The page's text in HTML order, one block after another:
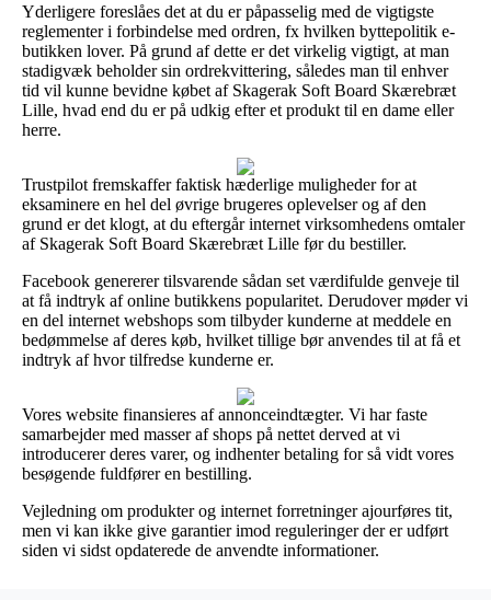
Yderligere foreslåes det at du er påpasselig med de vigtigste
reglementer i forbindelse med ordren, fx hvilken byttepolitik e-
butikken lover. På grund af dette er det virkelig vigtigt, at man
stadigvæk beholder sin ordrekvittering, således man til enhver
tid vil kunne bevidne købet af Skagerak Soft Board Skærebræt
Lille, hvad end du er på udkig efter et produkt til en dame eller
herre.
Trustpilot fremskaffer faktisk hæderlige muligheder for at
eksaminere en hel del øvrige brugeres oplevelser og af den
grund er det klogt, at du eftergår internet virksomhedens omtaler
af Skagerak Soft Board Skærebræt Lille før du bestiller.
Facebook genererer tilsvarende sådan set værdifulde genveje til
at få indtryk af online butikkens popularitet. Derudover møder vi
en del internet webshops som tilbyder kunderne at meddele en
bedømmelse af deres køb, hvilket tillige bør anvendes til at få et
indtryk af hvor tilfredse kunderne er.
Vores website finansieres af annonceindtægter. Vi har faste
samarbejder med masser af shops på nettet derved at vi
introducerer deres varer, og indhenter betaling for så vidt vores
besøgende fuldfører en bestilling.
Vejledning om produkter og internet forretninger ajourføres tit,
men vi kan ikke give garantier imod reguleringer der er udført
siden vi sidst opdaterede de anvendte informationer.